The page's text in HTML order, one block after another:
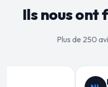
Ils nous ont
Plus de 250